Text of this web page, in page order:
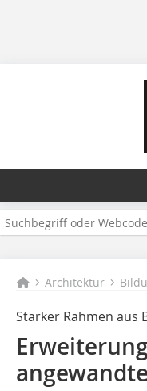
Architektur
Starker Rahmen aus